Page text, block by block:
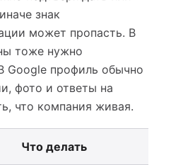
знак
может пропасть. В
тоже нужно
Google профиль обычно
фото и ответы на
что компания живая.
Что делать